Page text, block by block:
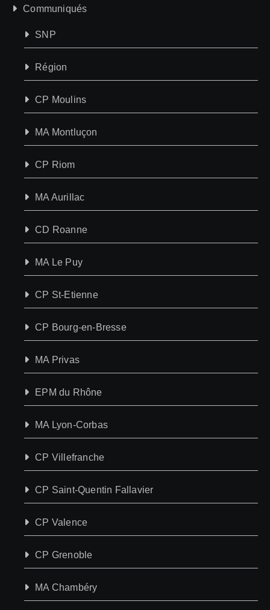
Communiqués
SNP
Région
CP Moulins
MA Montluçon
CP Riom
MA Aurillac
CD Roanne
MA Le Puy
CP St-Etienne
CP Bourg-en-Bresse
MA Privas
EPM du Rhône
MA Lyon-Corbas
CP Villefranche
CP Saint-Quentin Fallavier
CP Valence
CP Grenoble
MA Chambéry